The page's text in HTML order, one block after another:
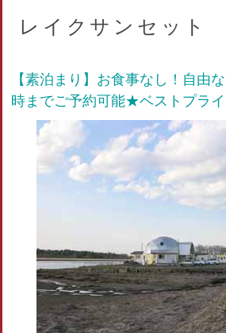
レイクサンセット
【素泊まり】お食事なし！自由
時までご予約可能★ベストプラ